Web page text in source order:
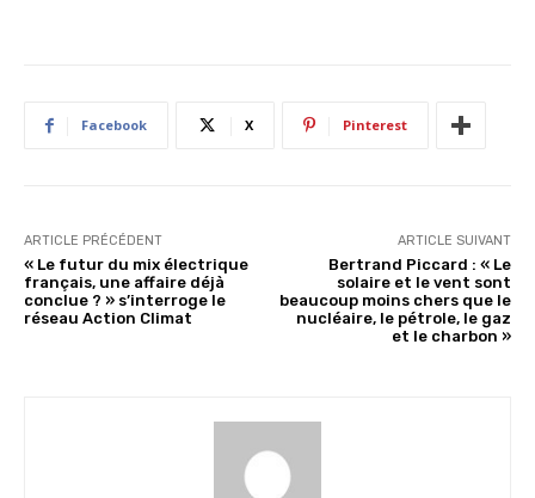
Facebook X Pinterest
ARTICLE PRÉCÉDENT
« Le futur du mix électrique
français, une affaire déjà
conclue ? » s’interroge le
réseau Action Climat
ARTICLE SUIVANT
Bertrand Piccard : « Le
solaire et le vent sont
beaucoup moins chers que le
nucléaire, le pétrole, le gaz
et le charbon »